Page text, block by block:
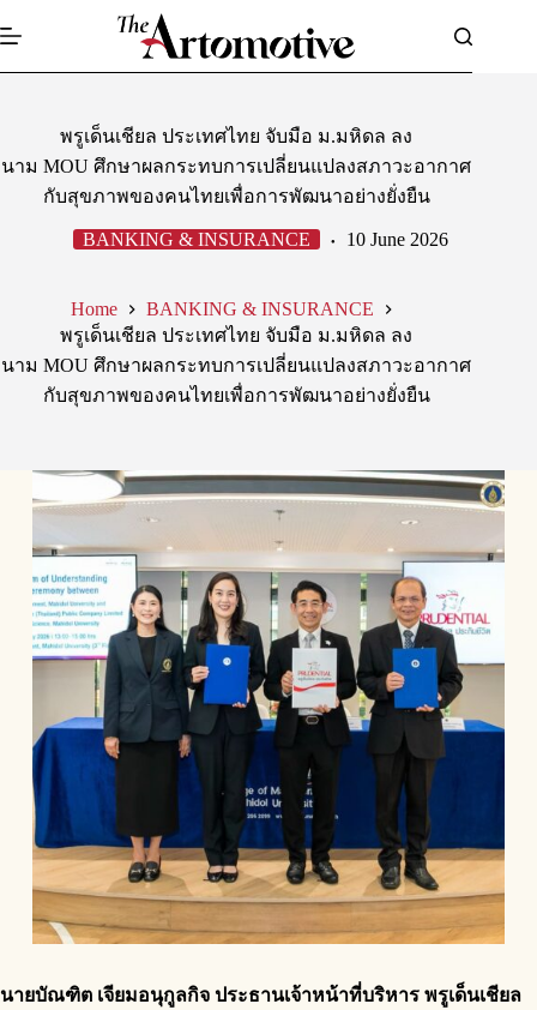
to
พรูเด็นเชียล ประเทศไทย จับมือ ม.มหิดล ลง
นาม MOU ศึกษาผลกระทบการเปลี่ยนแปลงสภาวะอากาศ
กับสุขภาพของคนไทยเพื่อการพัฒนาอย่างยั่งยืน
BANKING & INSURANCE 10 June 2026
Home
BANKING & INSURANCE
พรูเด็นเชียล ประเทศไทย จับมือ ม.มหิดล ลง
นาม MOU ศึกษาผลกระทบการเปลี่ยนแปลงสภาวะอากาศ
กับสุขภาพของคนไทยเพื่อการพัฒนาอย่างยั่งยืน
นายบัณฑิต เจียมอนุกูลกิจ ประธานเจ้าหน้าที่บริหาร พรูเด็นเชียล